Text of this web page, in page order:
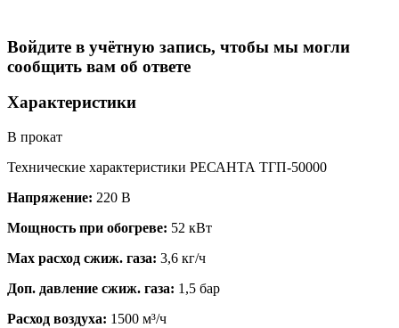
Войдите в учётную запись, чтобы мы могли
сообщить вам об ответе
Характеристики
В прокат
Технические характеристики РЕСАНТА ТГП-50000
Напряжение: 220 В
Мощность при обогреве: 52 кВт
Max расход сжиж. газа: 3,6 кг/ч
Доп. давление сжиж. газа: 1,5 бар
Расход воздуха: 1500 м³/ч